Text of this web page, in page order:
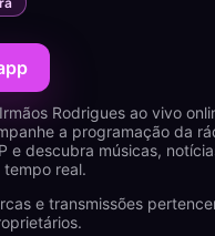
Rodrigues ao vivo
a programação da
e descubra músicas,
real.
e transmissões